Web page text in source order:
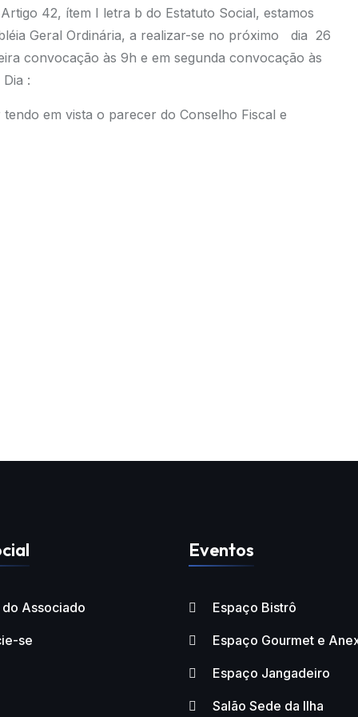
42, ítem I letra b do Estatuto Social, estamos
Geral Ordinária, a realizar-se no próximo dia 26
convocação às 9h e em segunda convocação às
:
em vista o parecer do Conselho Fiscal e
Associado
se
Eventos
Espaço Bistrô
Espaço Gourmet e
Espaço Jangadeiro
Salão Sede da Ilha